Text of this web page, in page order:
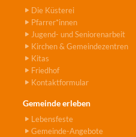
Die Küsterei
Pfarrer*innen
Jugend- und Seniorenarbeit
Kirchen & Gemeindezentren
Kitas
Friedhof
Kontaktformular
Gemeinde erleben
Lebensfeste
Gemeinde-Angebote